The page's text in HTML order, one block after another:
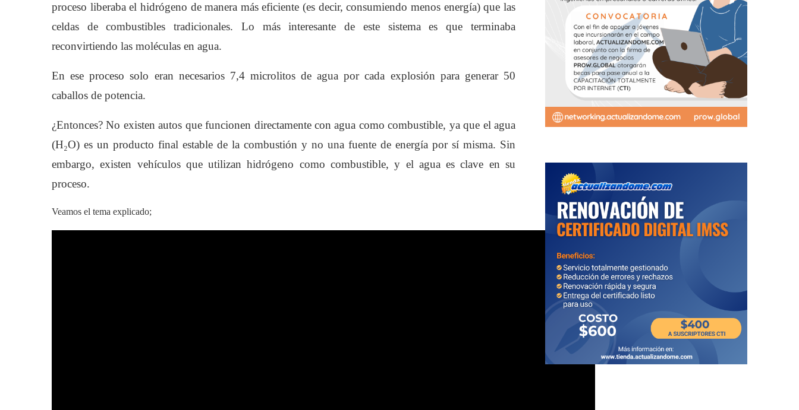
proceso liberaba el hidrógeno de manera más eficiente (es decir, consumiendo menos energía) que las
celdas de combustibles tradicionales. Lo más interesante de este sistema es que terminaba
reconvirtiendo las moléculas en agua.
En ese proceso solo eran necesarios 7,4 microlitos de agua por cada explosión para generar 50
caballos de potencia.
¿Entonces? No existen autos que funcionen directamente con agua como combustible, ya que el agua
(H₂O) es un producto final estable de la combustión y no una fuente de energía por sí misma. Sin
embargo, existen vehículos que utilizan hidrógeno como combustible, y el agua es clave en su
proceso.
Veamos el tema explicado;